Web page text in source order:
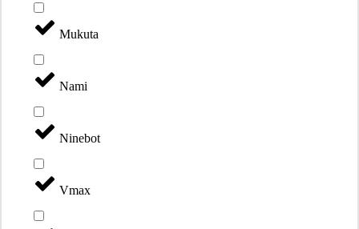
Mukuta
Nami
Ninebot
Vmax